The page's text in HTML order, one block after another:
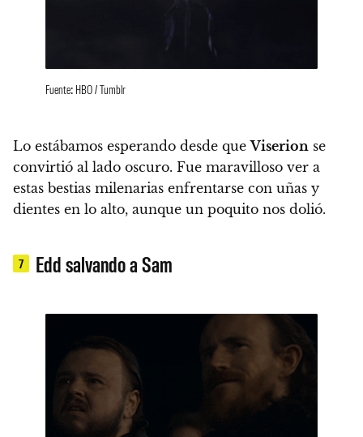
Fuente: HBO / Tumblr
Lo estábamos esperando desde queViserion se
convirtió al lado oscuro. Fue maravilloso ver a
estas bestias milenarias enfrentarse con uñas y
dientes en lo alto, aunque un poquito nos dolió.
7 Edd salvando a Sam